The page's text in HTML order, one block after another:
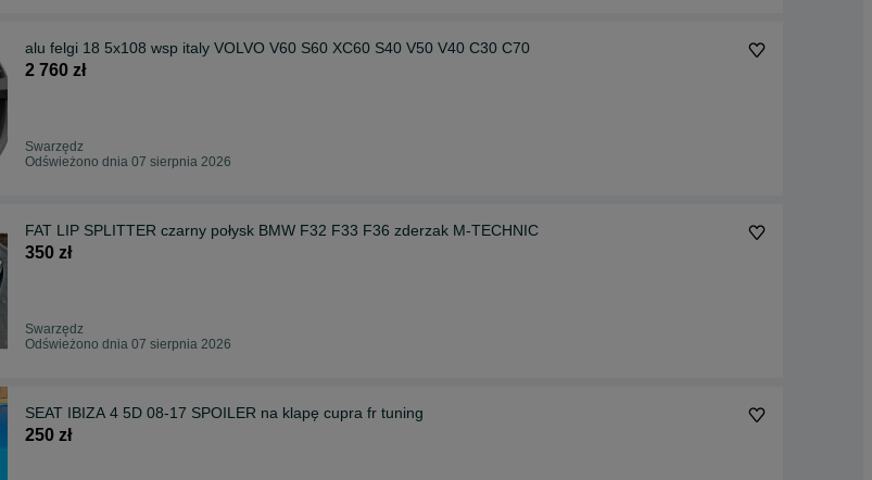
alu felgi 18 5x108 wsp italy VOLVO V60 S60 XC60 S40 V50 V40 C30 C70
2 760 zł
Swarzędz
Odświeżono dnia 07 sierpnia 2026
FAT LIP SPLITTER czarny połysk BMW F32 F33 F36 zderzak M-TECHNIC
350 zł
Swarzędz
Odświeżono dnia 07 sierpnia 2026
SEAT IBIZA 4 5D 08-17 SPOILER na klapę cupra fr tuning
250 zł